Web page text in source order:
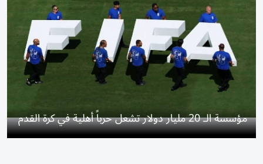
مؤسسة الـ 20 مليار دولار تشعل حرباً أهلية في كرة القدم